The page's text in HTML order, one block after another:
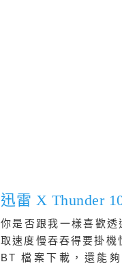
迅雷 X Thunder
你是否跟我一樣喜歡
取速度慢吞吞得要掛
BT 檔案下載，還能